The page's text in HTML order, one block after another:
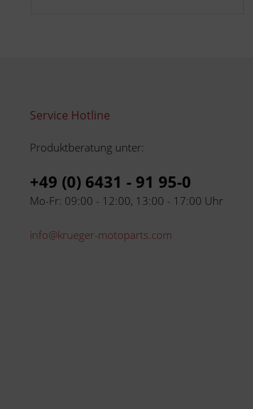
Service Hotline
Produktberatung unter:
+49 (0) 6431 - 91 95-0
Mo-Fr: 09:00 - 12:00, 13:00 - 17:00 Uhr
info@krueger-motoparts.com